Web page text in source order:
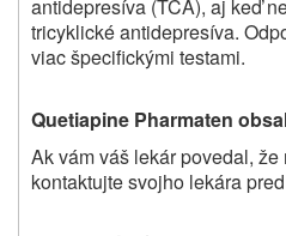
antidepresíva (TCA), aj keď
tricyklické antidepresíva.
viac špecifickými testami.
Quetiapine Pharmaten
Ak vám váš lekár povedal,
kontaktujte svojho lekára